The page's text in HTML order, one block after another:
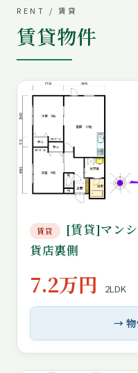
RENT / 賃貸
賃貸物件
賃貸
[賃貸]マン
貨店裏側
7.2万円 2LDK
→ 物